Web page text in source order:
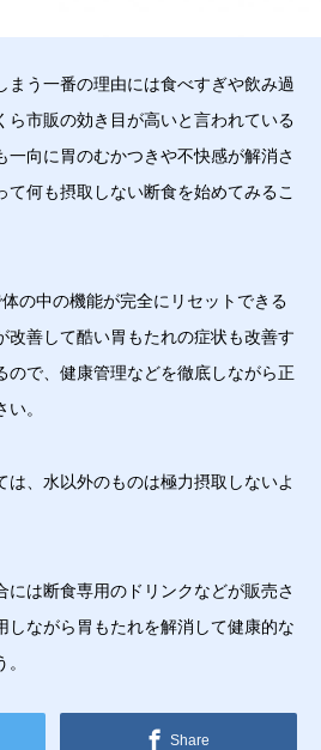
まう一番の理由には食べすぎや飲み過
ら市販の効き目が高いと言われている
一向に胃のむかつきや不快感が解消さ
て何も摂取しない断食を始めてみるこ
の中の機能が完全にリセットできる
改善して酷い胃もたれの症状も改善す
ので、健康管理などを徹底しながら正
。
は、水以外のものは極力摂取しないよ
には断食専用のドリンクなどが販売さ
しながら胃もたれを解消して健康的な
Share